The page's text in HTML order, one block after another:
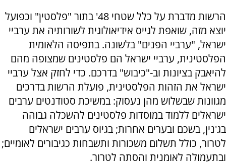
הרשות מדברת על כלל שטחי 48' בתור "פלסטין" וכפועל
יוצא מזה, שואפת לגייס אידיאולוגית לשורותיה את ערביי
ישראל, "ערביי הפנים" בלשונה. בתפיסה הלאומית
הפלסטינית, ערביי ישראל הם פלסטינים שמצופה מהם
להיאבק בציונות וב-"כיבוש" בדרכם. כדי לחזק אצל ערביי
ישראל את הזהות הפלסטינית, פועלת הרשות בדרכים
מגוונות שבשלוש מהן נעסוק: במשיכת סטודנטים ערבים
ישראלים ללמוד במוסדות פלסטינים להשכלה גבוהה
בג'נין, בשכם ובערים אחרות; בגיוס ערבים ישראלים
לטרור, כולל תשלום משכורות ותשבחות כגיבורים לאומיים;
ובתעמולה לאומנית והסתה לטרור.